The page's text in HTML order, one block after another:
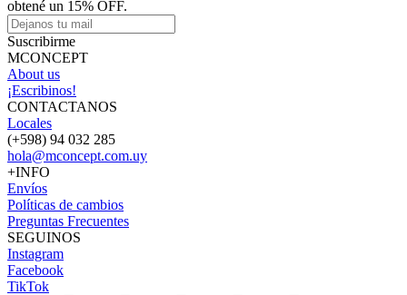
obtené un 15% OFF.
Suscribirme
MCONCEPT
About us
¡Escribinos!
CONTACTANOS
Locales
(+598) 94 032 285
hola@mconcept.com.uy
+INFO
Envíos
Políticas de cambios
Preguntas Frecuentes
SEGUINOS
Instagram
Facebook
TikTok